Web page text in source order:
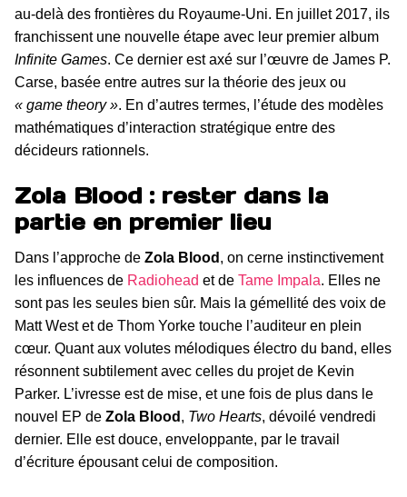
au-delà des frontières du Royaume-Uni. En juillet 2017, ils
franchissent une nouvelle étape avec leur premier album
Infinite Games. Ce dernier est axé sur l’œuvre de James P.
Carse, basée entre autres sur la théorie des jeux ou
« game theory ». En d’autres termes, l’étude des modèles
mathématiques d’interaction stratégique entre des
décideurs rationnels.
Zola Blood : rester dans la
partie en premier lieu
Dans l’approche de Zola Blood , on cerne instinctivement
les influences de Radiohead et de Tame Impala. Elles ne
sont pas les seules bien sûr. Mais la gémellité des voix de
Matt West et de Thom Yorke touche l’auditeur en plein
cœur. Quant aux volutes mélodiques électro du band, elles
résonnent subtilement avec celles du projet de Kevin
Parker. L’ivresse est de mise, et une fois de plus dans le
nouvel EP de Zola Blood , Two Hearts, dévoilé vendredi
dernier. Elle est douce, enveloppante, par le travail
d’écriture épousant celui de composition.